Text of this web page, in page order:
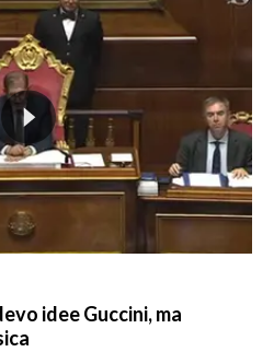
idee Guccini, ma